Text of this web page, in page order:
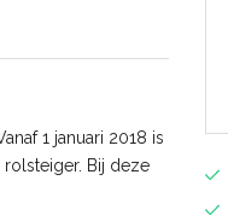
1 januari 2018 is
Bij deze